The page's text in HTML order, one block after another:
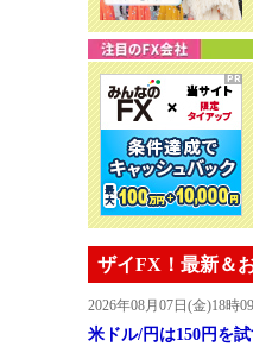
ザイFX！最新＆
2026年08月07日(金)18時
米ドル/円は150円を